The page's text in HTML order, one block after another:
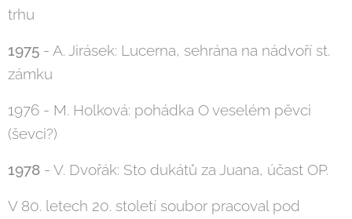
trhu
1975 - A. Jirásek: Lucerna, sehrána na nádvoří st.
zámku
1976 - M. Holková: pohádka O veselém pěvci
(ševci?)
1978 - V. Dvořák: Sto dukátů za Juana, účast OP.
V 80. letech 20. století soubor pracoval pod